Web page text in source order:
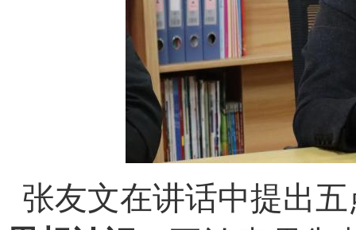
张友文在讲话中提出